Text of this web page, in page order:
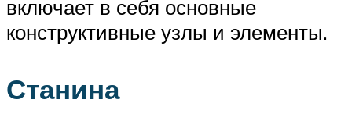
включает в себя основные
конструктивные узлы и элементы.
Станина